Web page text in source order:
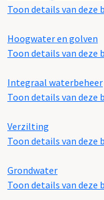
Toon details van deze
Hoogwater en golven
Toon details van deze
Integraal waterbeheer
Toon details van deze
Verzilting
Toon details van deze
Grondwater
Toon details van deze